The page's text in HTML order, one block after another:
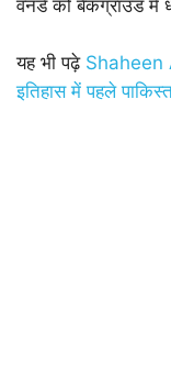
वनडे को बैकग्राउंड में
यह भी पढ़े Shaheen
इतिहास में पहले